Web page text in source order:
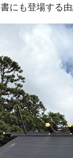
にも登場する